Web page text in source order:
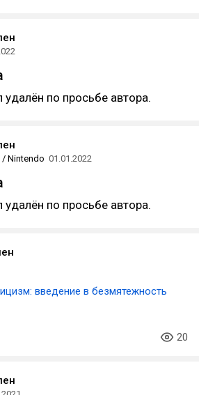
по просьбе автора.
Nintendo 01.01.2022
по просьбе автора.
введение в безмятежность
20